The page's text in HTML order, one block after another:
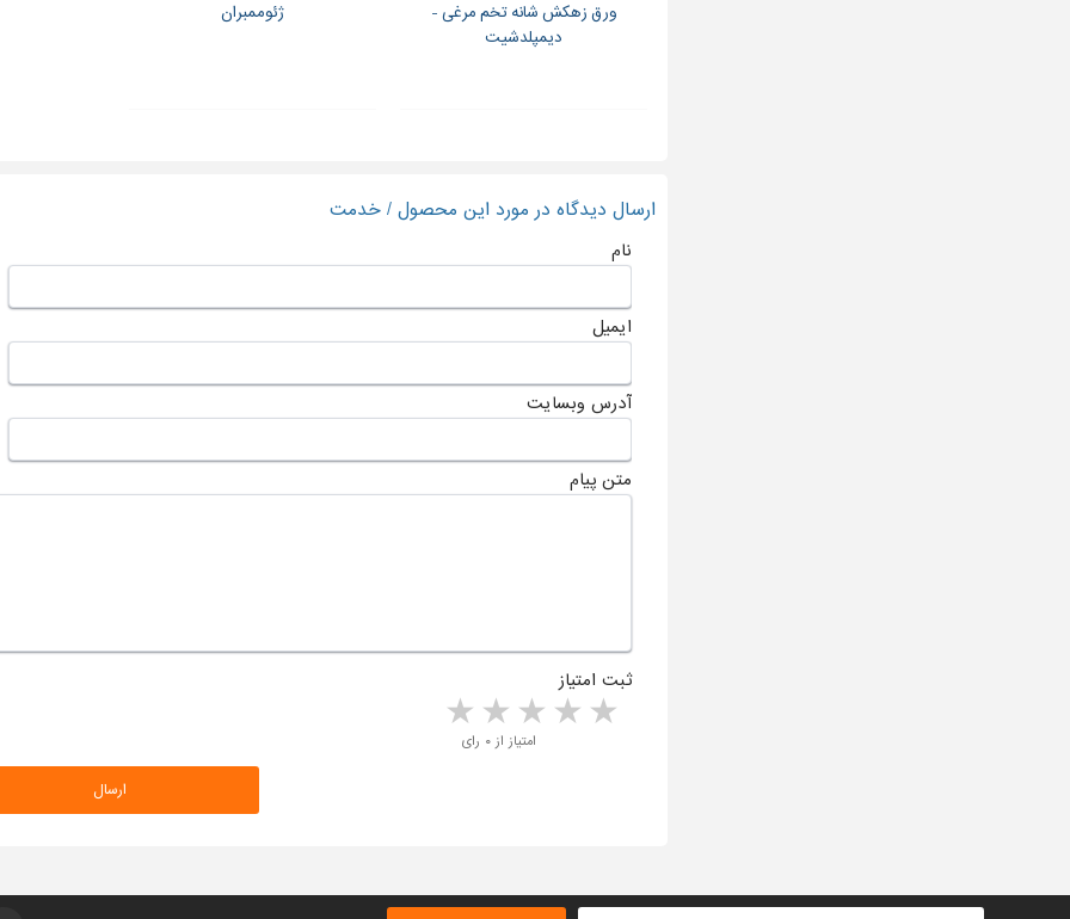
ورق زهکش شانه تخم مرغی -
دیمپلدشیت
ژئوممبران
ارسال دیدگاه در مورد این محصول / خدمت
نام
ایمیل
آدرس وبسایت
متن پیام
ثبت امتیاز
4 stars 3 stars 2 stars 1 star امتیاز از ۰ رای